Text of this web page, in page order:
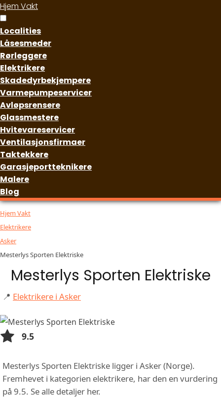
Hjem Vakt
Localities
Låsesmeder
Rørleggere
Elektrikere
Skadedyrbekjempere
Varmepumpeservicer
Avløpsrensere
Glassmestere
Hvitevareservicer
Ventilasjonsfirmaer
Taktekkere
Garasjeportteknikere
Malere
Blog
Hjem Vakt
Elektrikere
Asker
Mesterlys Sporten Elektriske
Mesterlys Sporten Elektriske
📍 Elektrikere i Asker
9.5
Mesterlys Sporten Elektriske ligger i Asker (Norge).
Fremhevet i kategorien elektrikere, har den en vurdering
på 9.5. Se alle detaljer her.